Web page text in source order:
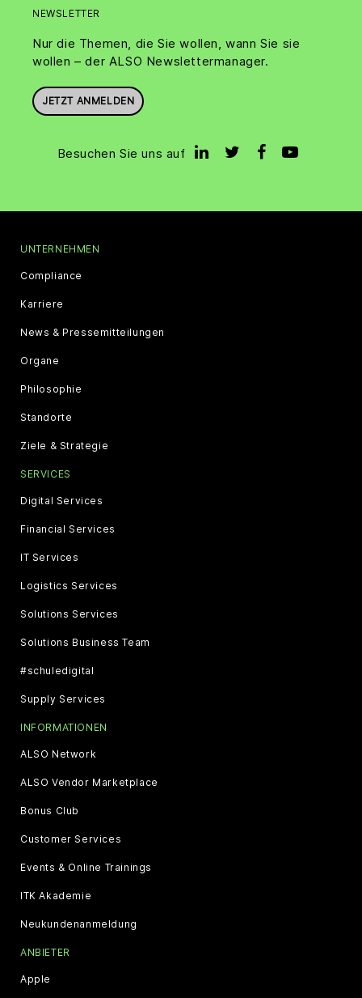
NEWSLETTER
Nur die Themen, die Sie wollen, wann Sie sie
wollen – der ALSO Newslettermanager.
JETZT ANMELDEN
Besuchen Sie uns auf
UNTERNEHMEN
Compliance
Karriere
News & Pressemitteilungen
Organe
Philosophie
Standorte
Ziele & Strategie
SERVICES
Digital Services
Financial Services
IT Services
Logistics Services
Solutions Services
Solutions Business Team
#schuledigital
Supply Services
INFORMATIONEN
ALSO Network
ALSO Vendor Marketplace
Bonus Club
Customer Services
Events & Online Trainings
ITK Akademie
Neukundenanmeldung
ANBIETER
Apple